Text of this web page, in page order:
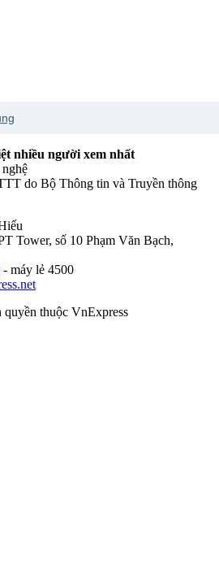
nhiều người xem nhất
do Bộ Thông tin và Truyền thông
Tower, số 10 Phạm Văn Bạch,
- máy lẻ 4500
thuộc VnExpress